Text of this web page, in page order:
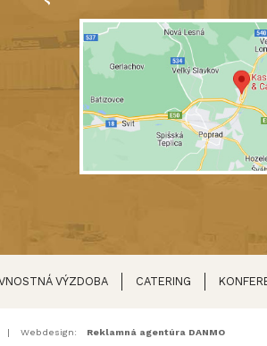
VÝZDOBA CATERING
| Webdesign: Reklamná agentúra DANMO